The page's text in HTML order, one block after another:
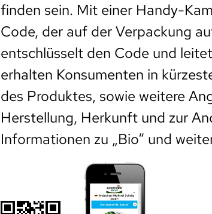
finden sein. Mit einer Handy-
Code, der auf der Verpackung
entschlüsselt den Code und
erhalten Konsumenten in
des Produktes, sowie weitere
Herstellung, Herkunft und zur
Informationen zu „Bio“ und